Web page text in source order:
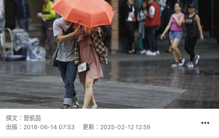
撰文： 曾凱茵
出版： 2018-06-14 07:53 更新： 2025-02-12 12:59